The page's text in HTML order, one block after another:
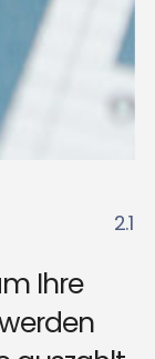
2.1
Ihre